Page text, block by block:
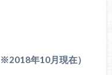
年10月現在）